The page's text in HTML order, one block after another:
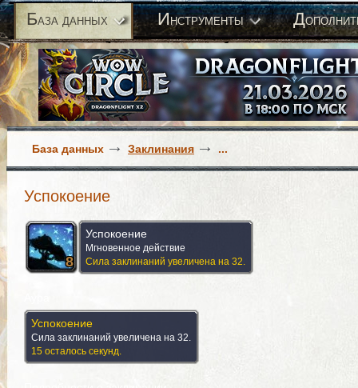
База данных Инструменты Д
База данных Заклинания ...
Успокоение
8
8
8
8
8
8
8
8
8
Успокоение
Мгновенное действие
Сила заклинаний увеличена на 32.
Успокоение
Сила заклинаний увеличена на 32.
15 осталось секунд.